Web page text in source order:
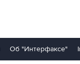
Об "Интерфаксе"